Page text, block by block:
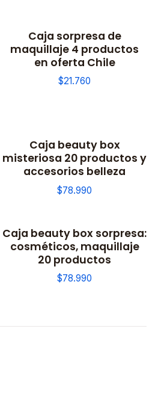
Caja sorpresa de
maquillaje 4 productos
en oferta Chile
$21.760
Caja beauty box
misteriosa 20 productos y
accesorios belleza
$78.990
Caja beauty box sorpresa:
cosméticos, maquillaje
20 productos
$78.990